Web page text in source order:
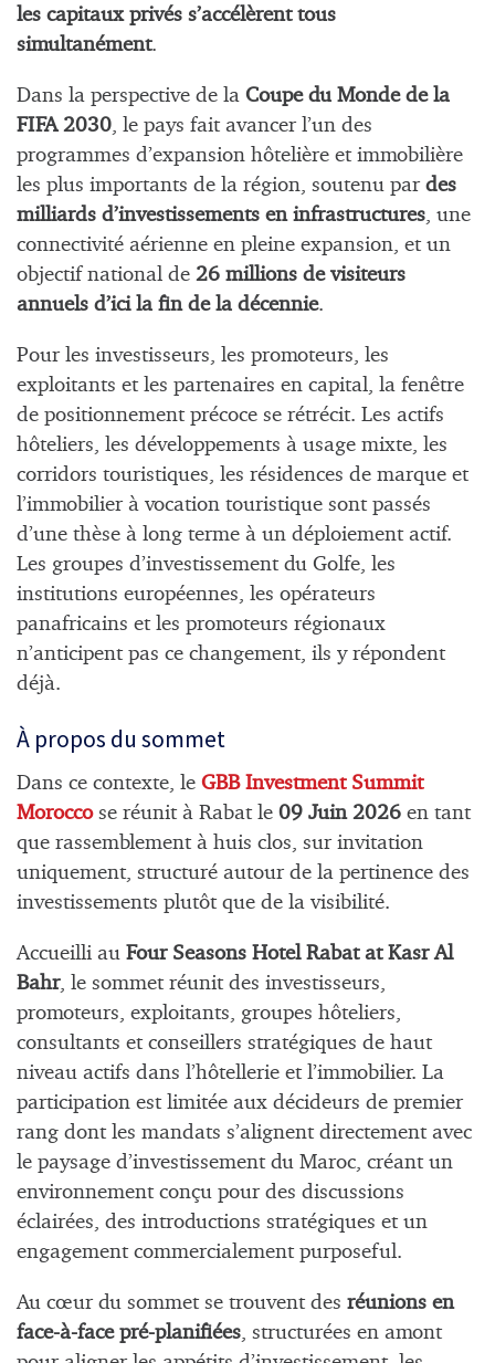
les capitaux privés s’accélèrent tous
simultanément.
Dans la perspective de la Coupe du Monde de la
FIFA 2030, le pays fait avancer l’un des
programmes d’expansion hôtelière et immobilière
les plus importants de la région, soutenu par des
milliards d’investissements en infrastructures, une
connectivité aérienne en pleine expansion, et un
objectif national de 26 millions de visiteurs
annuels d’ici la fin de la décennie.
Pour les investisseurs, les promoteurs, les
exploitants et les partenaires en capital, la fenêtre
de positionnement précoce se rétrécit. Les actifs
hôteliers, les développements à usage mixte, les
corridors touristiques, les résidences de marque et
l’immobilier à vocation touristique sont passés
d’une thèse à long terme à un déploiement actif.
Les groupes d’investissement du Golfe, les
institutions européennes, les opérateurs
panafricains et les promoteurs régionaux
n’anticipent pas ce changement, ils y répondent
déjà.
À propos du sommet
Dans ce contexte, le GBB Investment Summit
Moroccose réunit à Rabat le 09 Juin 2026 en tant
que rassemblement à huis clos, sur invitation
uniquement, structuré autour de la pertinence des
investissements plutôt que de la visibilité.
Accueilli au Four Seasons Hotel Rabat at Kasr Al
Bahr, le sommet réunit des investisseurs,
promoteurs, exploitants, groupes hôteliers,
consultants et conseillers stratégiques de haut
niveau actifs dans l’hôtellerie et l’immobilier. La
participation est limitée aux décideurs de premier
rang dont les mandats s’alignent directement avec
le paysage d’investissement du Maroc, créant un
environnement conçu pour des discussions
éclairées, des introductions stratégiques et un
engagement commercialement purposeful.
Au cœur du sommet se trouvent des réunions en
face-à-face pré-planifiées, structurées en amont